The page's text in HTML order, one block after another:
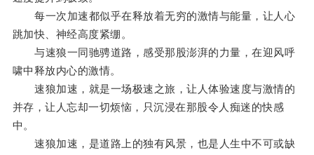
每一次加速都似乎在释放着无穷的激情与能量，让人心
跳加快、神经高度紧绷。
与速狼一同驰骋道路，感受那股澎湃的力量，在迎风呼
啸中释放内心的激情。
速狼加速，就是一场极速之旅，让人体验速度与激情的
并存，让人忘却一切烦恼，只沉浸在那股令人痴迷的快感
中。
速狼加速，是道路上的独有风景，也是人生中不可或缺